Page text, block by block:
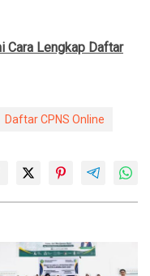
Cara Lengkap Daftar
Daftar CPNS Online